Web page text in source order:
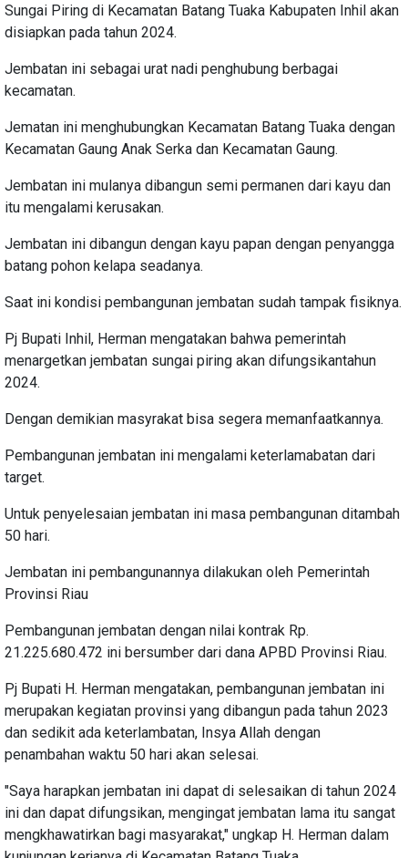
Sungai Piring di Kecamatan Batang Tuaka Kabupaten Inhil akan
disiapkan pada tahun 2024.
Jembatan ini sebagai urat nadi penghubung berbagai
kecamatan.
Jematan ini menghubungkan Kecamatan Batang Tuaka dengan
Kecamatan Gaung Anak Serka dan Kecamatan Gaung.
Jembatan ini mulanya dibangun semi permanen dari kayu dan
itu mengalami kerusakan.
Jembatan ini dibangun dengan kayu papan dengan penyangga
batang pohon kelapa seadanya.
Saat ini kondisi pembangunan jembatan sudah tampak fisiknya.
Pj Bupati Inhil, Herman mengatakan bahwa pemerintah
menargetkan jembatan sungai piring akan difungsikantahun
2024.
Dengan demikian masyrakat bisa segera memanfaatkannya.
Pembangunan jembatan ini mengalami keterlamabatan dari
target.
Untuk penyelesaian jembatan ini masa pembangunan ditambah
50 hari.
Jembatan ini pembangunannya dilakukan oleh Pemerintah
Provinsi Riau
Pembangunan jembatan dengan nilai kontrak Rp.
21.225.680.472 ini bersumber dari dana APBD Provinsi Riau.
Pj Bupati H. Herman mengatakan, pembangunan jembatan ini
merupakan kegiatan provinsi yang dibangun pada tahun 2023
dan sedikit ada keterlambatan, Insya Allah dengan
penambahan waktu 50 hari akan selesai.
"Saya harapkan jembatan ini dapat di selesaikan di tahun 2024
ini dan dapat difungsikan, mengingat jembatan lama itu sangat
mengkhawatirkan bagi masyarakat," ungkap H. Herman dalam